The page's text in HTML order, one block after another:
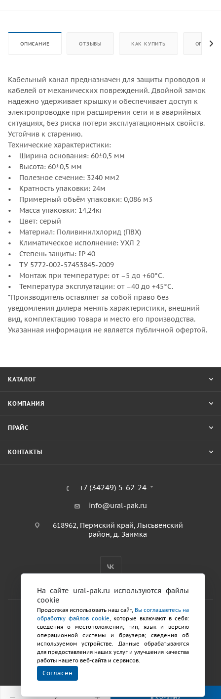
В КОРЗИНУ
ОПИСАНИЕ ОТЗЫВЫ КАК КУПИТЬ ОПЛАТА
Кабельный канал предназначен для защиты проводов и
кабелей от механических повреждений. Двойной замок
надежно удерживает крышку и обеспечивает доступ к
электропроводке при расширении сети и в аварийных
ситуациях, без риска потери эксплуатационных свойств.
Устойчив к старению.
Технические характеристики:
• Ширина основания: 60±0,5 мм
• Высота: 60±0,5 мм
• Полезное сечение: 3240 мм2
• Кратность упаковки: 24м
• Примерный объём упаковки: 0,086 м3
• Масса упаковки: 14,24кг
• Цвет: серый
• Материал: Поливинилхлорид (ПВХ)
• Климатическое исполнение: УХЛ 2
• Степень защиты: IP 40
• ТУ 5772-002-57453845-2009
• Монтаж при температуре: от –5 до +60°С.
• Температура эксплуатации: от –40 до +45°С.
*Производитель оставляет за собой право без
уведомления дилера менять характеристики, внешний
вид, комплектацию товара и место его производства.
Указанная информация не является публичной офертой.
КАТАЛОГ
КОМПАНИЯ
ПРАЙС
КОНТАКТЫ
+7 (34249) 5-62-24
info@ural-pak.ru
618962, Пермский край, Лысьвенский
район, д. Заимка
2026 © ООО «ТД Урал ПАК»
Политика конфиденциальности
Разработка сайтов
На сайте ural-pak.ru используются файлы
cookie
Продолжая использовать наш сайт, Вы соглашаетесь на
обработку файлов cookie , которые включают в себя:
сведения о местоположении; тип, язык и версию
операционной системы и браузера; сведения об
используемом устройстве. Данные обрабатываются
для предоставления наших услуг и улучшения качества
работы нашего веб-сайта и сервисов.
Согласен